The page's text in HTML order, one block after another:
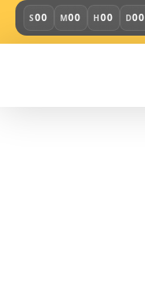
00
D
00
H
00
M
00
S